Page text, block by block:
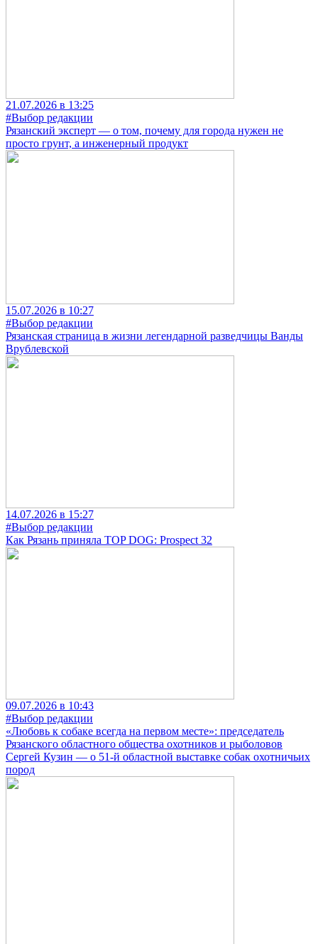
21.07.2026 в 13:25
#Выбор редакции
Рязанский эксперт — о том, почему для города нужен не
просто грунт, а инженерный продукт
15.07.2026 в 10:27
#Выбор редакции
Рязанская страница в жизни легендарной разведчицы Ванды
Врублевской
14.07.2026 в 15:27
#Выбор редакции
Как Рязань приняла TOP DOG: Prospect 32
09.07.2026 в 10:43
#Выбор редакции
«Любовь к собаке всегда на первом месте»: председатель
Рязанского областного общества охотников и рыболовов
Сергей Кузин — о 51-й областной выставке собак охотничьих
пород